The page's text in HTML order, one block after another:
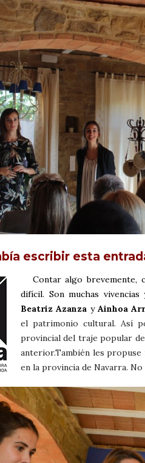
escribir esta
Contar algo brevemente,
difícil. Son muchas
Beatriz Azanza y Ainhoa
el patrimonio cultural. Así
provincial del traje popular
anterior.También les
en la provincia de Navarra.